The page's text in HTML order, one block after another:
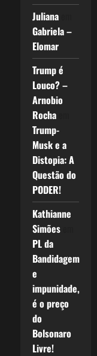
Julianaem
Gabriela –
Elomar
Trump é
Louco? –
Arnobio
Rochaem
Trump-
Musk e a
Distopia: A
Questão do
PODER!
Kathianne
Simõesem
PL da
Bandidagem
e
impunidade,
é o preço
do
Bolsonaro
Livre!